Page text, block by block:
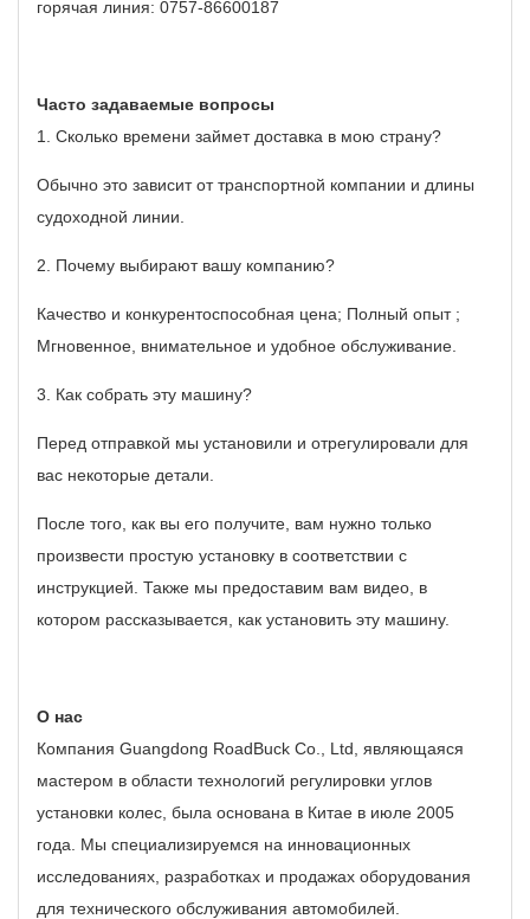
горячая линия: 0757-86600187
Часто задаваемые вопросы
1. Сколько времени займет доставка в мою страну?
Обычно это зависит от транспортной компании и длины
судоходной линии.
2. Почему выбирают вашу компанию?
Качество и конкурентоспособная цена; Полный опыт;
Мгновенное, внимательное и удобное обслуживание.
3. Как собрать эту машину?
Перед отправкой мы установили и отрегулировали для
вас некоторые детали.
После того, как вы его получите, вам нужно только
произвести простую установку в соответствии с
инструкцией. Также мы предоставим вам видео, в
котором рассказывается, как установить эту машину.
О нас
Компания Guangdong RoadBuck Co., Ltd, являющаяся
мастером в области технологий регулировки углов
установки колес, была основана в Китае в июле 2005
года. Мы специализируемся на инновационных
исследованиях, разработках и продажах оборудования
для технического обслуживания автомобилей.